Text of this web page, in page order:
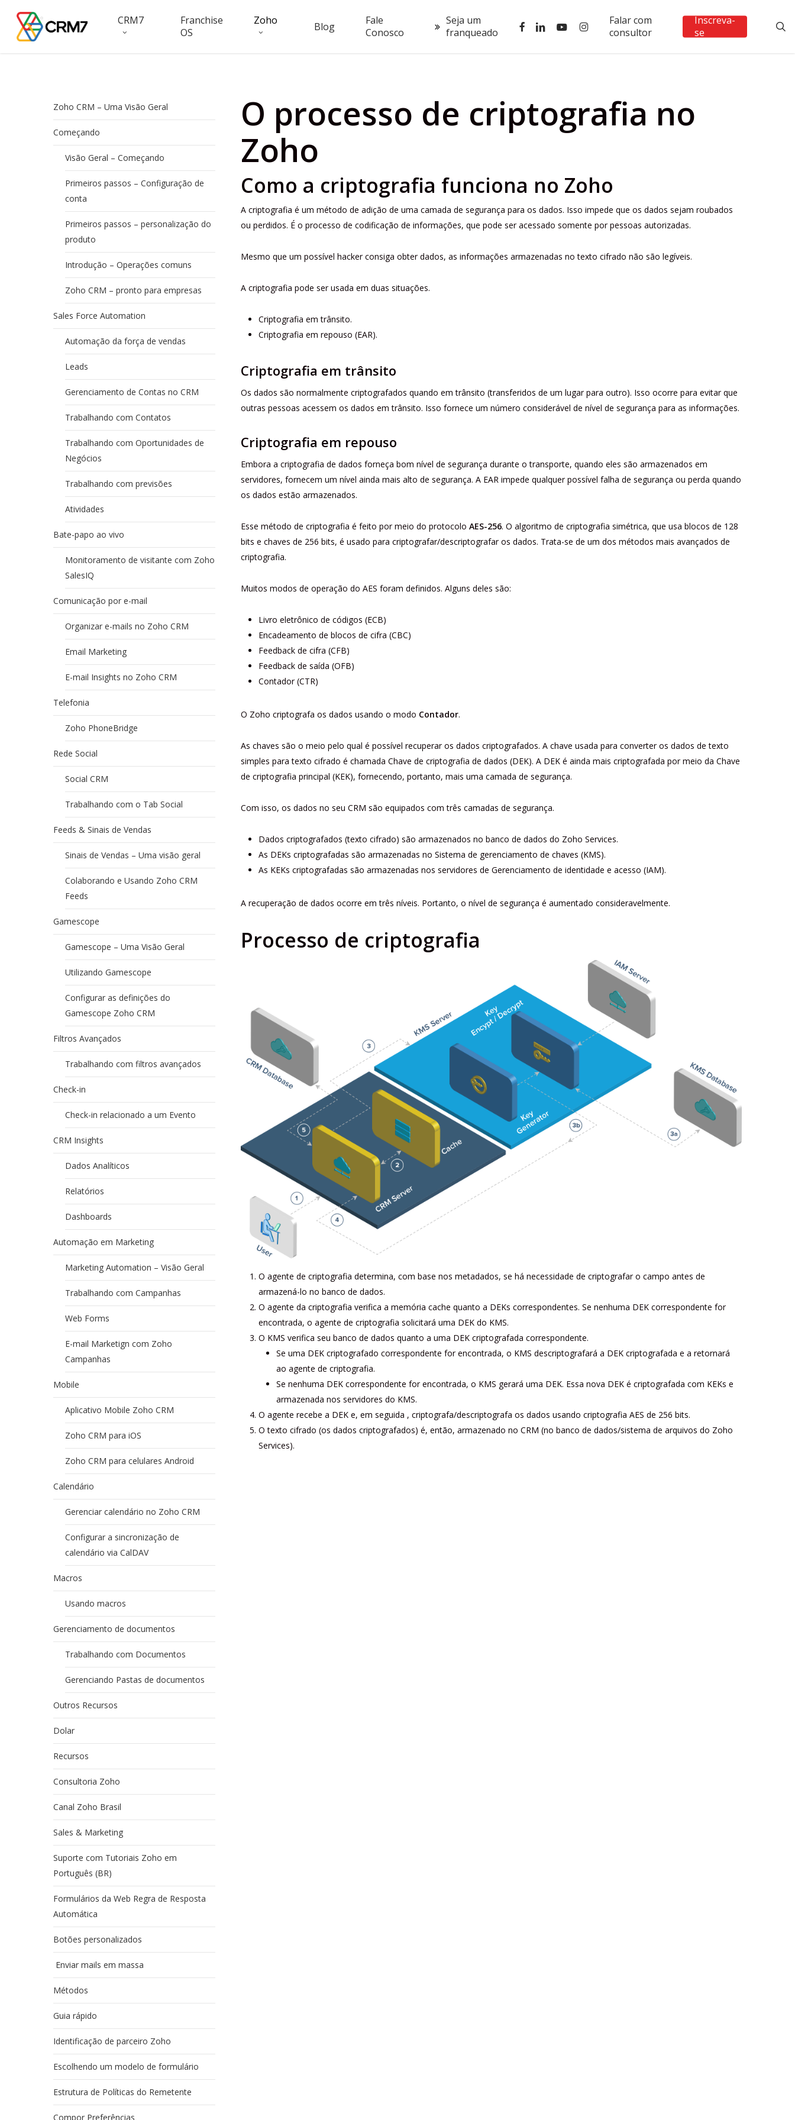
main
CRM7
Franchise
OS
Zoho Blog
Fale
Conosco
Seja um
franqueado
Falar com
consultor
Inscreva-
se
facebooklinkedinyoutubeinstagram
O processo de criptografia no
Zoho
Como a criptografia funciona no Zoho
A criptografia é um método de adição de uma camada de segurança para os dados. Isso impede que os dados sejam roubados
ou perdidos. É o processo de codificação de informações, que pode ser acessado somente por pessoas autorizadas.
Mesmo que um possível hacker consiga obter dados, as informações armazenadas no texto cifrado não são legíveis.
A criptografia pode ser usada em duas situações.
Criptografia em trânsito.
Criptografia em repouso (EAR).
Criptografia em trânsito
Os dados são normalmente criptografados quando em trânsito (transferidos de um lugar para outro). Isso ocorre para evitar que
outras pessoas acessem os dados em trânsito. Isso fornece um número considerável de nível de segurança para as informações.
Criptografia em repouso
Embora a criptografia de dados forneça bom nível de segurança durante o transporte, quando eles são armazenados em
servidores, fornecem um nível ainda mais alto de segurança. A EAR impede qualquer possível falha de segurança ou perda quando
os dados estão armazenados.
Esse método de criptografia é feito por meio do protocolo AES-256. O algoritmo de criptografia simétrica, que usa blocos de 128
bits e chaves de 256 bits, é usado para criptografar/descriptografar os dados. Trata-se de um dos métodos mais avançados de
criptografia.
Muitos modos de operação do AES foram definidos. Alguns deles são:
Livro eletrônico de códigos (ECB)
Encadeamento de blocos de cifra (CBC)
Feedback de cifra (CFB)
Feedback de saída (OFB)
Contador (CTR)
O Zoho criptografa os dados usando o modo Contador.
As chaves são o meio pelo qual é possível recuperar os dados criptografados. A chave usada para converter os dados de texto
simples para texto cifrado é chamada Chave de criptografia de dados (DEK). A DEK é ainda mais criptografada por meio da Chave
de criptografia principal (KEK), fornecendo, portanto, mais uma camada de segurança.
Com isso, os dados no seu CRM são equipados com três camadas de segurança.
Dados criptografados (texto cifrado) são armazenados no banco de dados do Zoho Services.
As DEKs criptografadas são armazenadas no Sistema de gerenciamento de chaves (KMS).
As KEKs criptografadas são armazenadas nos servidores de Gerenciamento de identidade e acesso (IAM).
A recuperação de dados ocorre em três níveis. Portanto, o nível de segurança é aumentado consideravelmente.
Processo de criptografia
O agente de criptografia determina, com base nos metadados, se há necessidade de criptografar o campo antes de
armazená-lo no banco de dados.
O agente da criptografia verifica a memória cache quanto a DEKs correspondentes. Se nenhuma DEK correspondente for
encontrada, o agente de criptografia solicitará uma DEK do KMS.
O KMS verifica seu banco de dados quanto a uma DEK criptografada correspondente.
Se uma DEK criptografado correspondente for encontrada, o KMS descriptografará a DEK criptografada e a retornará
ao agente de criptografia.
Se nenhuma DEK correspondente for encontrada, o KMS gerará uma DEK. Essa nova DEK é criptografada com KEKs e
armazenada nos servidores do KMS.
O agente recebe a DEK e, em seguida , criptografa/descriptografa os dados usando criptografia AES de 256 bits.
O texto cifrado (os dados criptografados) é, então, armazenado no CRM (no banco de dados/sistema de arquivos do Zoho
Services).
Zoho CRM – Uma Visão Geral
Começando
Visão Geral – Começando
Primeiros passos – Configuração de
conta
Primeiros passos – personalização do
produto
Introdução – Operações comuns
Zoho CRM – pronto para empresas
Sales Force Automation
Automação da força de vendas
Leads
Gerenciamento de Contas no CRM
Trabalhando com Contatos
Trabalhando com Oportunidades de
Negócios
Trabalhando com previsões
Atividades
Bate-papo ao vivo
Monitoramento de visitante com Zoho
SalesIQ
Comunicação por e-mail
Organizar e-mails no Zoho CRM
Email Marketing
E-mail Insights no Zoho CRM
Telefonia
Zoho PhoneBridge
Rede Social
Social CRM
Trabalhando com o Tab Social
Feeds & Sinais de Vendas
Sinais de Vendas – Uma visão geral
Colaborando e Usando Zoho CRM
Feeds
Gamescope
Gamescope – Uma Visão Geral
Utilizando Gamescope
Configurar as definições do
Gamescope Zoho CRM
Filtros Avançados
Trabalhando com filtros avançados
Check-in
Check-in relacionado a um Evento
CRM Insights
Dados Analíticos
Relatórios
Dashboards
Automação em Marketing
Marketing Automation – Visão Geral
Trabalhando com Campanhas
Web Forms
E-mail Marketign com Zoho
Campanhas
Mobile
Aplicativo Mobile Zoho CRM
Zoho CRM para iOS
Zoho CRM para celulares Android
Calendário
Gerenciar calendário no Zoho CRM
Configurar a sincronização de
calendário via CalDAV
Macros
Usando macros
Gerenciamento de documentos
Trabalhando com Documentos
Gerenciando Pastas de documentos
Outros Recursos
Dolar
Recursos
Consultoria Zoho
Canal Zoho Brasil
Sales & Marketing
Suporte com Tutoriais Zoho em
Português (BR)
Formulários da Web Regra de Resposta
Automática
Botões personalizados
Enviar mails em massa
Métodos
Guia rápido
Identificação de parceiro Zoho
Escolhendo um modelo de formulário
Estrutura de Políticas do Remetente
Compor Preferências